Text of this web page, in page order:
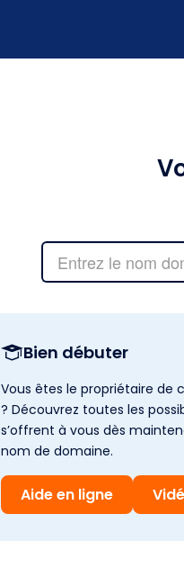
Bien débuter
Vous êtes le propriétaire de
? Découvrez toutes les
s’offrent à vous dès
nom de domaine.
Aide en ligne